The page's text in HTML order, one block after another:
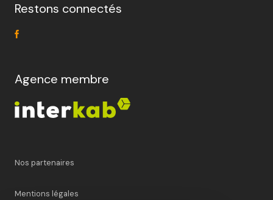
Restons connectés
Agence membre
Nos partenaires
Mentions légales